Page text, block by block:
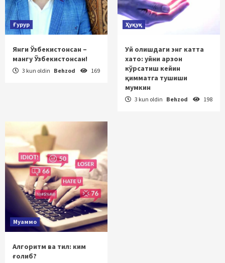
Ғурур
Янги Ўзбекистонсан –
мангу Ўзбекистонсан!
3 kun oldin Behzod 169
Ҳуқуқ
Уй олишдаги энг катта
хато: уйни арзон
кўрсатиш кейин
қимматга тушиши
мумкин
3 kun oldin Behzod 198
Муаммо
Алгоритм ва тил: ким
ғолиб?